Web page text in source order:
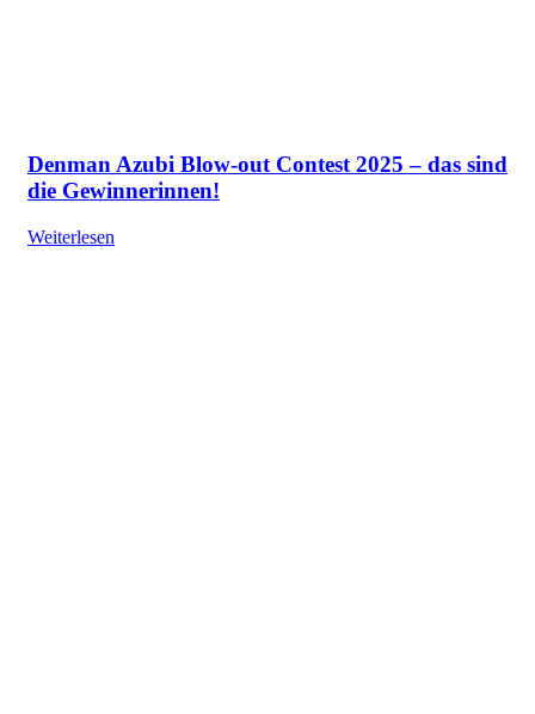
Denman Azubi Blow-out Contest 2025 – das sind
die Gewinnerinnen!
Weiterlesen